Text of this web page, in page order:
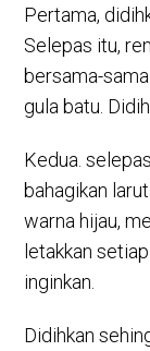
Pertama,
Selepas itu,
bersama-
gula batu.
Kedua.
bahagikan
warna hijau,
letakkan
inginkan.
Didihkan